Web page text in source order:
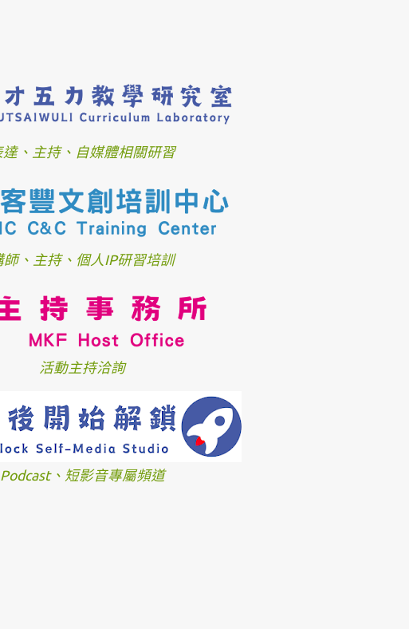
達、主持、自媒體相關研習
師、主持、個人IP研習培訓
活動主持洽詢
Podcast、短影音專屬頻道